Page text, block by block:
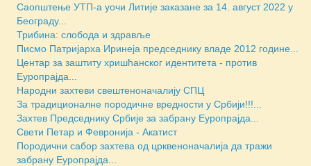
Саопштење УТП-а уочи Литије заказане за 14. август 2022 у
Београду...
Трибина: слобода и здравље
Писмо Патријарха Иринеја председнику владе 2012 године...
Центар за заштиту хришћанског идентитета - против
Еуропрајда...
Народни захтеви свештеноначалију СПЦ
За традиционалне породичне вредности у Србији!!!...
Захтев Председнику Србије за забрану Еуропрајда...
Свети Петар и Февронија - Акатист
Породични сабор захтева од црквеноначалија да тражи
забрану Еуропрајда...